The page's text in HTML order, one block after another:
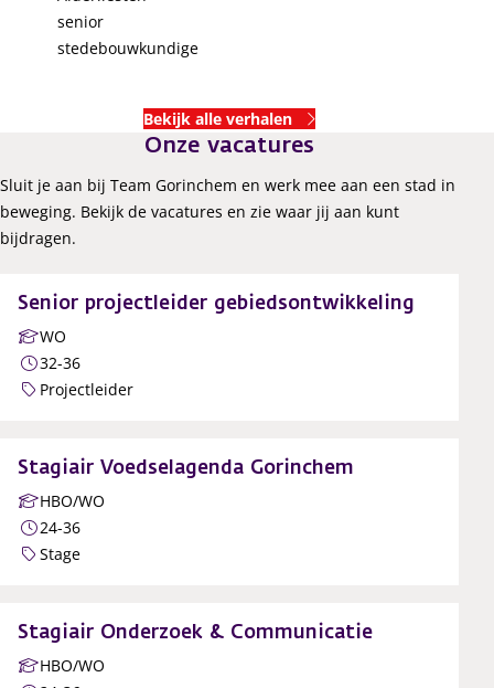
senior
stedebouwkundige
Bekijk alle verhalen
Onze vacatures
Sluit je aan bij Team Gorinchem en werk mee aan een stad in
beweging. Bekijk de vacatures en zie waar jij aan kunt
bijdragen.
Senior projectleider gebiedsontwikkeling
WO
32-36
Projectleider
Stagiair Voedselagenda Gorinchem
HBO/WO
24-36
Stage
Stagiair Onderzoek & Communicatie
HBO/WO